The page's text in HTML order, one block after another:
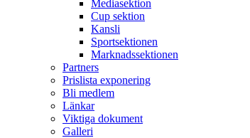
Mediasektion
Cup sektion
Kansli
Sportsektionen
Marknadssektionen
Partners
Prislista exponering
Bli medlem
Länkar
Viktiga dokument
Galleri